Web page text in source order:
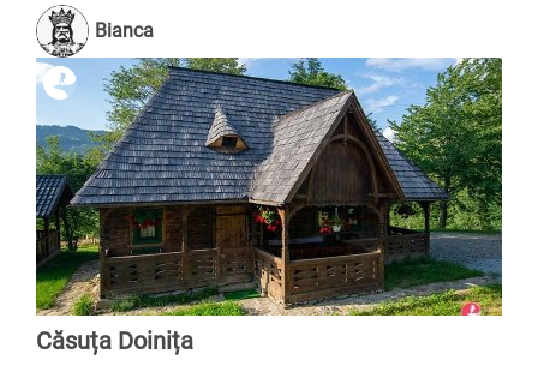
Bianca
Căsuța Doinița